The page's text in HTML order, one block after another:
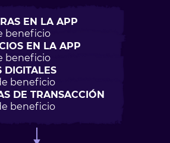
EN LA APP
beneficio
EN LA APP
beneficio
DIGITALES
beneficio
DE TRANSACCIÓN
beneficio